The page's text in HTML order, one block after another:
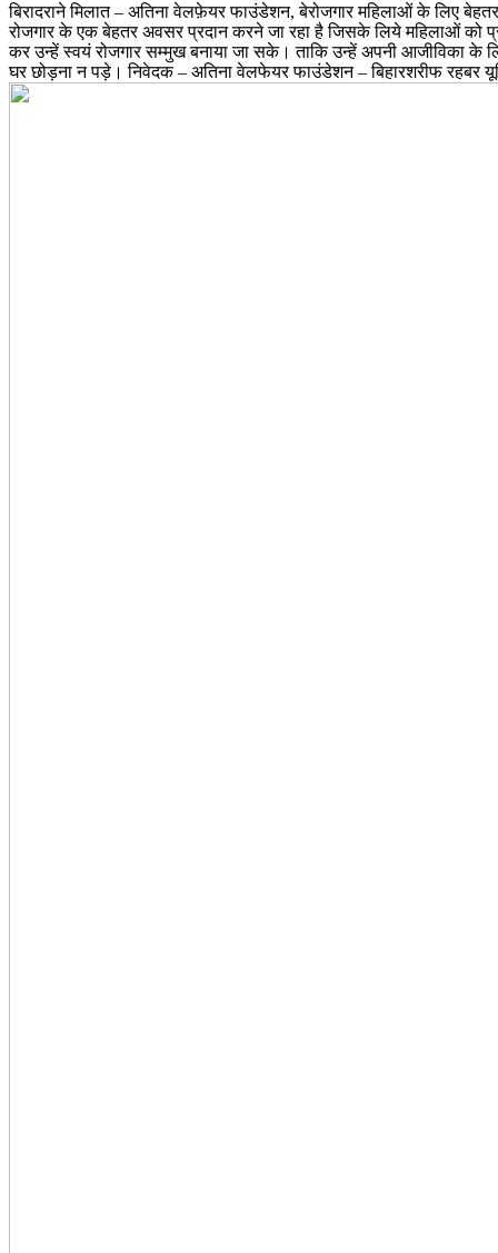
बिरादराने मिलात – अतिना वेलफ़ेयर फाउंडेशन, बेरोजगार महिलाओं के लिए
रोजगार के एक बेहतर अवसर प्रदान करने जा रहा है जिसके लिये महिलाओं को
कर उन्हें स्वयं रोजगार सम्मुख बनाया जा सके। ताकि उन्हें अपनी आजीविका के
घर छोड़ना न पड़े। निवेदक – अतिना वेलफेयर फाउंडेशन – बिहारशरीफ रहबर